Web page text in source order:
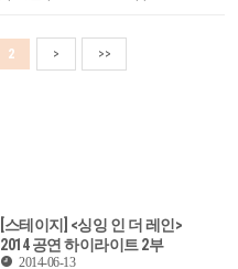
2 > >>
[스테이지] <싱잉 인 더 레인>
2014 공연 하이라이트 2부
2014-06-13